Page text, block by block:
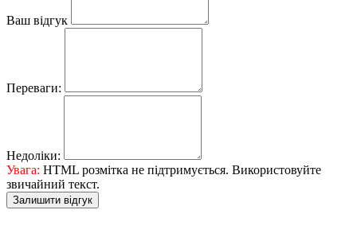
Ваш відгук
Переваги:
Недоліки:
Увага: HTML розмітка не підтримується. Використовуйте
звичайний текст.
Залишити відгук